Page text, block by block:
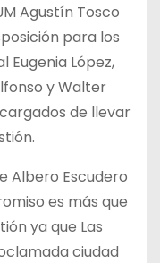
Agustín Tosco
para los
López,
y Walter
de llevar
Albero Escudero
es más que
ya que Las
ciudad